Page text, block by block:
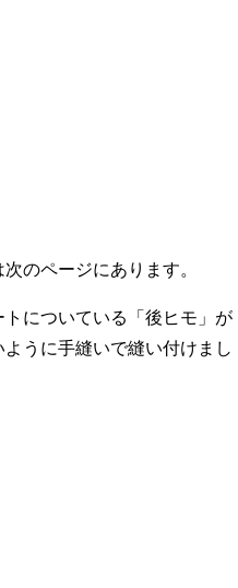
のページにあります。
についている「後ヒモ」が
うに手縫いで縫い付けまし